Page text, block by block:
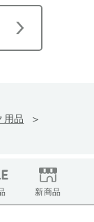
用品
新商品